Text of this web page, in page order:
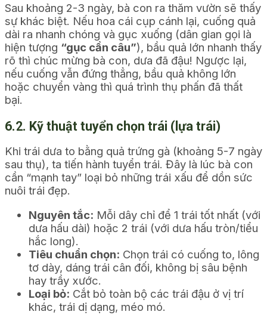
Sau khoảng 2-3 ngày, bà con ra thăm vườn sẽ thấy
sự khác biệt. Nếu hoa cái cụp cánh lại, cuống quả
dài ra nhanh chóng và gục xuống (dân gian gọi là
hiện tượng “gục cần câu”), bầu quả lớn nhanh thấy
rõ thì chúc mừng bà con, dưa đã đậu! Ngược lại,
nếu cuống vẫn đứng thẳng, bầu quả không lớn
hoặc chuyển vàng thì quá trình thụ phấn đã thất
bại.
6.2. Kỹ thuật tuyển chọn trái (lựa trái)
Khi trái dưa to bằng quả trứng gà (khoảng 5-7 ngày
sau thụ), ta tiến hành tuyển trái. Đây là lúc bà con
cần “mạnh tay” loại bỏ những trái xấu để dồn sức
nuôi trái đẹp.
Nguyên tắc: Mỗi dây chỉ để 1 trái tốt nhất (với
dưa hấu dài) hoặc 2 trái (với dưa hấu tròn/tiểu
hắc long).
Tiêu chuẩn chọn: Chọn trái có cuống to, lông
tơ dày, dáng trái cân đối, không bị sâu bệnh
hay trầy xước.
Loại bỏ: Cắt bỏ toàn bộ các trái đậu ở vị trí
khác, trái dị dạng, méo mó.